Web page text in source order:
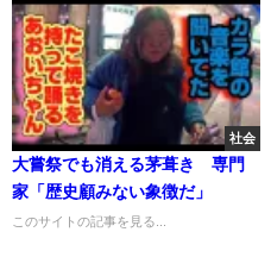
社会
大嘗祭でも消える茅葺き 専門
家「歴史顧みない象徴だ」
このサイトの記事を見る...